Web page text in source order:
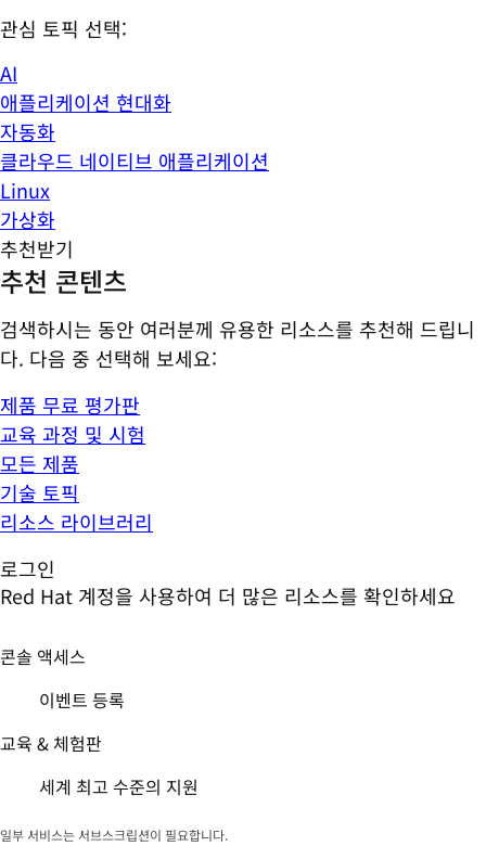
관심 토픽 선택:
AI
애플리케이션 현대화
자동화
클라우드 네이티브 애플리케이션
Linux
가상화
추천받기
추천 콘텐츠
검색하시는 동안 여러분께 유용한 리소스를 추천해 드립니
다. 다음 중 선택해 보세요:
제품 무료 평가판
교육 과정 및 시험
모든 제품
기술 토픽
리소스 라이브러리
로그인
Red Hat 계정을 사용하여 더 많은 리소스를 확인하세요
콘솔 액세스
이벤트 등록
교육 & 체험판
세계 최고 수준의 지원
일부 서비스는 서브스크립션이 필요합니다.